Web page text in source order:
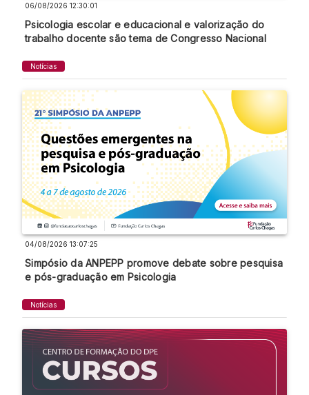
06/08/2026 12:30:01
Psicologia escolar e educacional e valorização do
trabalho docente são tema de Congresso Nacional
Notícias
04/08/2026 13:07:25
Simpósio da ANPEPP promove debate sobre pesquisa
e pós-graduação em Psicologia
Notícias